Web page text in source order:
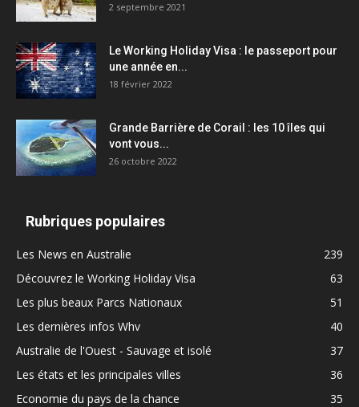
2 septembre 2021
Le Working Holiday Visa : le passeport pour
une année en...
18 février 2022
Grande Barrière de Corail : les 10 îles qui
vont vous...
26 octobre 2022
Rubriques populaires
Les News en Australie
239
Découvrez le Working Holiday Visa
63
Les plus beaux Parcs Nationaux
51
Les dernières infos Whv
40
Australie de l'Ouest - Sauvage et isolé
37
Les états et les principales villes
36
Economie du pays de la chance
35